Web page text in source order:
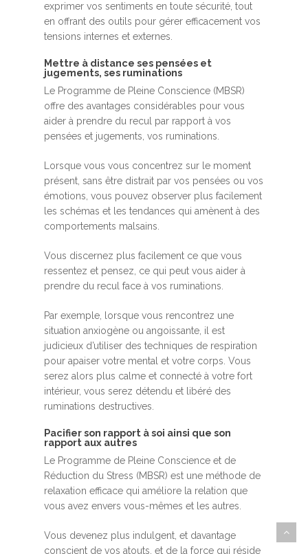
exprimer vos sentiments en toute sécurité, tout
en offrant des outils pour gérer efficacement vos
tensions internes et externes.
Mettre à distance ses pensées et
jugements, ses ruminations
Le Programme de Pleine Conscience (MBSR)
offre des avantages considérables pour vous
aider à prendre du recul par rapport à vos
pensées et jugements, vos ruminations.
Lorsque vous vous concentrez sur le moment
présent, sans être distrait par vos pensées ou vos
émotions, vous pouvez observer plus facilement
les schémas et les tendances qui amènent à des
comportements malsains.
Vous discernez plus facilement ce que vous
ressentez et pensez, ce qui peut vous aider à
prendre du recul face à vos ruminations.
Par exemple, lorsque vous rencontrez une
situation anxiogène ou angoissante, il est
judicieux d’utiliser des techniques de respiration
pour apaiser votre mental et votre corps. Vous
serez alors plus calme et connecté à votre fort
intérieur, vous serez détendu et libéré des
ruminations destructives.
Pacifier son rapport à soi ainsi que son
rapport aux autres
Le Programme de Pleine Conscience et de
Réduction du Stress (MBSR) est une méthode de
relaxation efficace qui améliore la relation que
vous avez envers vous-mêmes et les autres.
Vous devenez plus indulgent, et davantage
conscient de vos atouts, et de la force qui réside